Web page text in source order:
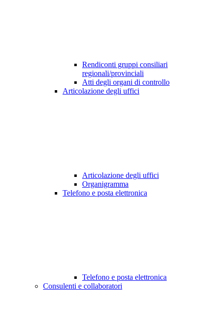
Rendiconti gruppi consiliari
regionali/provinciali
Atti degli organi di controllo
Articolazione degli uffici
Articolazione degli uffici
Organigramma
Telefono e posta elettronica
Telefono e posta elettronica
Consulenti e collaboratori